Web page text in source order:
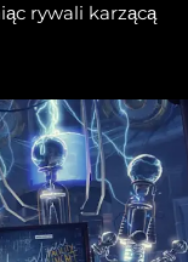
rywali karzącą